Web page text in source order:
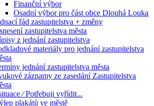
Finanční výbor
Osadní výbor pro část obce Dlouhá Louka
řád zastupitelstva + změny
zastupitelstva města
z jednání zastupitelstva
materiály pro jednání zastupitelstva
jednání zastupitelstva města
záznamy ze zasedání Zastupitelstva
⁄ Potřebuji vyřídit...
plakátů ve městě